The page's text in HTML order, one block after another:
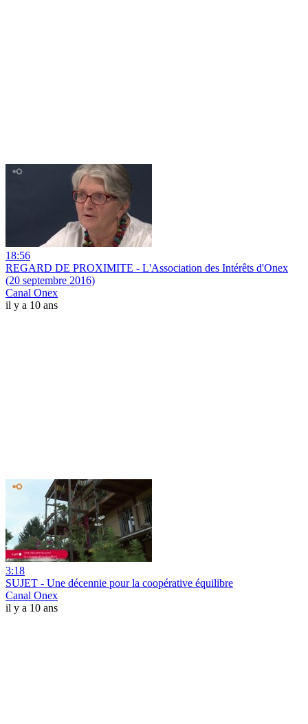
18:56
REGARD DE PROXIMITE - L'Association des Intérêts d'Onex
(20 septembre 2016)
Canal Onex
il y a 10 ans
3:18
SUJET - Une décennie pour la coopérative équilibre
Canal Onex
il y a 10 ans